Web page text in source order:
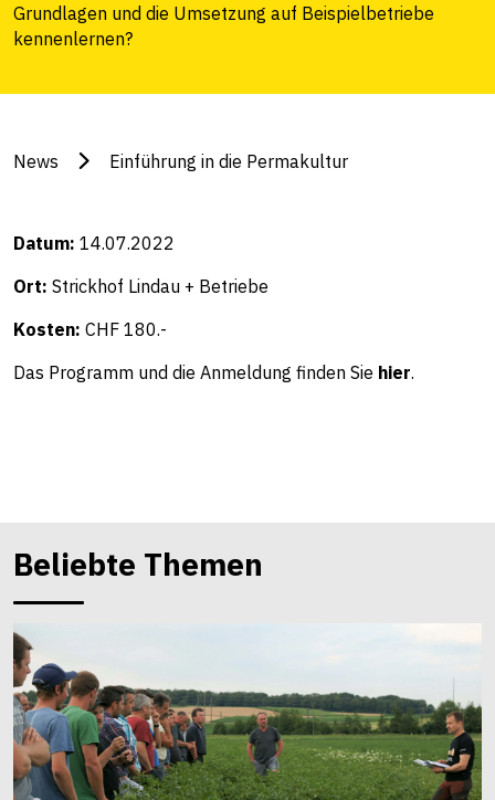
Grundlagen und die Umsetzung auf Beispielbetriebe
kennenlernen?
News Einführung in die Permakultur
Datum: 14.07.2022
Ort: Strickhof Lindau + Betriebe
Kosten: CHF 180.-
Das Programm und die Anmeldung finden Sie hier.
Beliebte Themen